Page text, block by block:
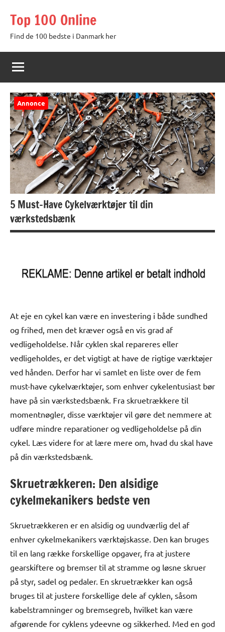
indhold
Top 100 Online
Find de 100 bedste i Danmark her
Annonce
5 Must-Have Cykelværktøjer til din
værkstedsbænk
At eje en cykel kan være en investering i både sundhed
og frihed, men det kræver også en vis grad af
vedligeholdelse. Når cyklen skal repareres eller
vedligeholdes, er det vigtigt at have de rigtige værktøjer
ved hånden. Derfor har vi samlet en liste over de fem
must-have cykelværktøjer, som enhver cykelentusiast bør
have på sin værkstedsbænk. Fra skruetrækkere til
momentnøgler, disse værktøjer vil gøre det nemmere at
udføre mindre reparationer og vedligeholdelse på din
cykel. Læs videre for at lære mere om, hvad du skal have
på din værkstedsbænk.
Skruetrækkeren: Den alsidige
cykelmekanikers bedste ven
Skruetrækkeren er en alsidig og uundværlig del af
enhver cykelmekanikers værktøjskasse. Den kan bruges
til en lang række forskellige opgaver, fra at justere
gearskiftere og bremser til at stramme og løsne skruer
på styr, sadel og pedaler. En skruetrækker kan også
bruges til at justere forskellige dele af cyklen, såsom
kabelstramninger og bremsegreb, hvilket kan være
afgørende for cyklens ydeevne og sikkerhed. Med en god